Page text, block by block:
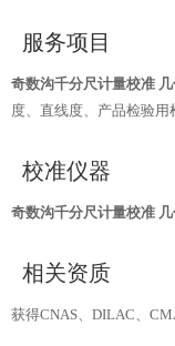
服务项目
奇数沟千分尺计量校准
度、直线度、产品检验
校准仪器
奇数沟千分尺计量校准
相关资质
获得CNAS、DILAC、